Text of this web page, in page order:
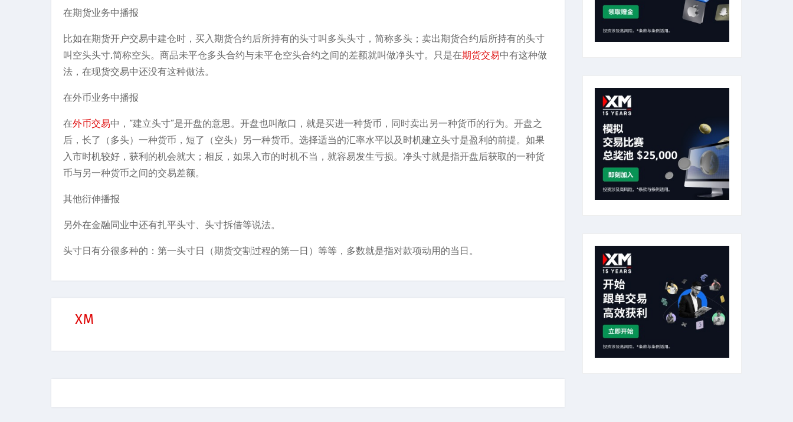
在期货业务中播报
比如在期货开户交易中建仓时，买入期货合约后所持有的头寸叫多头头寸，简称多头；卖出期货合约后所持有的头寸
叫空头头寸,简称空头。商品未平仓多头合约与未平仓空头合约之间的差额就叫做净头寸。只是在期货交易中有这种做
法，在现货交易中还没有这种做法。
在外币业务中播报
在外币交易中，“建立头寸”是开盘的意思。开盘也叫敞口，就是买进一种货币，同时卖出另一种货币的行为。开盘之
后，长了（多头）一种货币，短了（空头）另一种货币。选择适当的汇率水平以及时机建立头寸是盈利的前提。如果
入市时机较好，获利的机会就大；相反，如果入市的时机不当，就容易发生亏损。净头寸就是指开盘后获取的一种货
币与另一种货币之间的交易差额。
其他衍伸播报
另外在金融同业中还有扎平头寸、头寸拆借等说法。
头寸日有分很多种的：第一头寸日（期货交割过程的第一日）等等，多数就是指对款项动用的当日。
XM